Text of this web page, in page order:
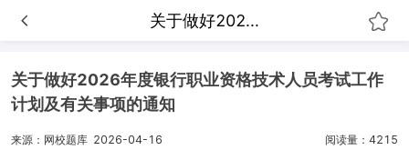
关于做好202...
关于做好2026年度银行职业资格技术人员考试工作
计划及有关事项的通知
来源：网校题库 2026-04-16 阅读量：4215